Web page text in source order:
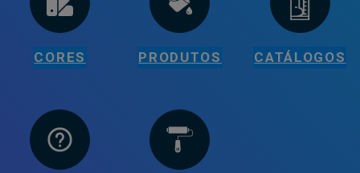
CORES PRODUTOS CATÁLOGOS